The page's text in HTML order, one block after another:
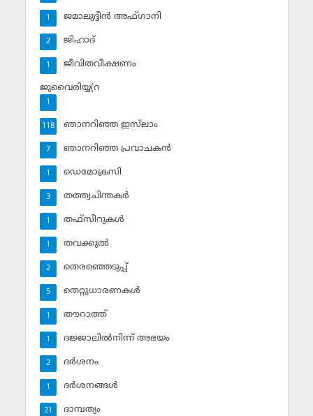
ജമാലുദ്ദീന്‍ അഫ്ഗാനി
1
ജിഹാദ്‌
2
ജീവിതവീക്ഷണം
1
ജുവൈരിയ്യ(റ
1
ഞാനറിഞ്ഞ ഇസ്‌ലാം
118
ഞാനറിഞ്ഞ പ്രവാചകന്‍
7
ഡെമോക്രസി
1
തത്ത്വചിന്തകര്‍
3
തഫ്‌സീറുകള്‍
1
തവക്കുല്‍
1
തെരഞ്ഞെടുപ്പ്
2
തെറ്റുധാരണകള്‍
5
തൗറാത്ത്
1
ദജ്ജാലില്‍നിന്ന് അഭയം
1
ദര്‍ശനം
2
ദര്‍ശനങ്ങള്‍
1
ദാമ്പത്യം
21